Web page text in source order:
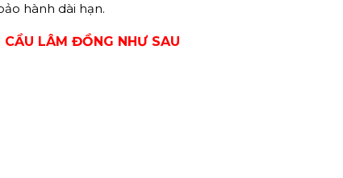
hành dài hạn.
LÂM ĐỒNG NHƯ SAU